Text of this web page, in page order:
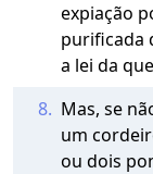
expiação
purificada
a lei da
8. Mas, se
um
ou dois